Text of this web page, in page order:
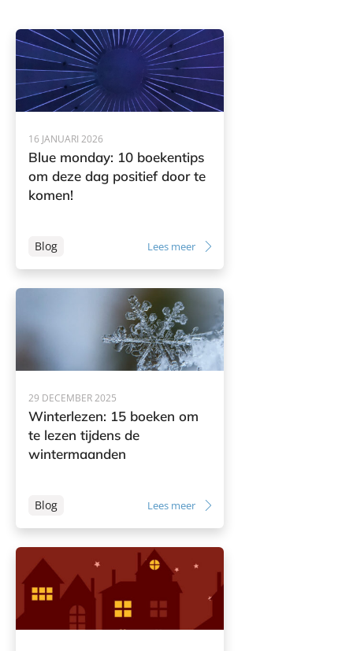
16 JANUARI 2026
Blue monday: 10 boekentips
om deze dag positief door te
komen!
Blog Lees meer
29 DECEMBER 2025
Winterlezen: 15 boeken om
te lezen tijdens de
wintermaanden
Blog Lees meer